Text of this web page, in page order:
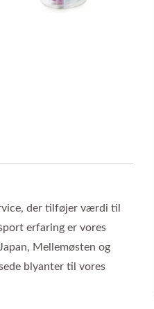
der tilføjer værdi til
erfaring er vores
Mellemøsten og
blyanter til vores